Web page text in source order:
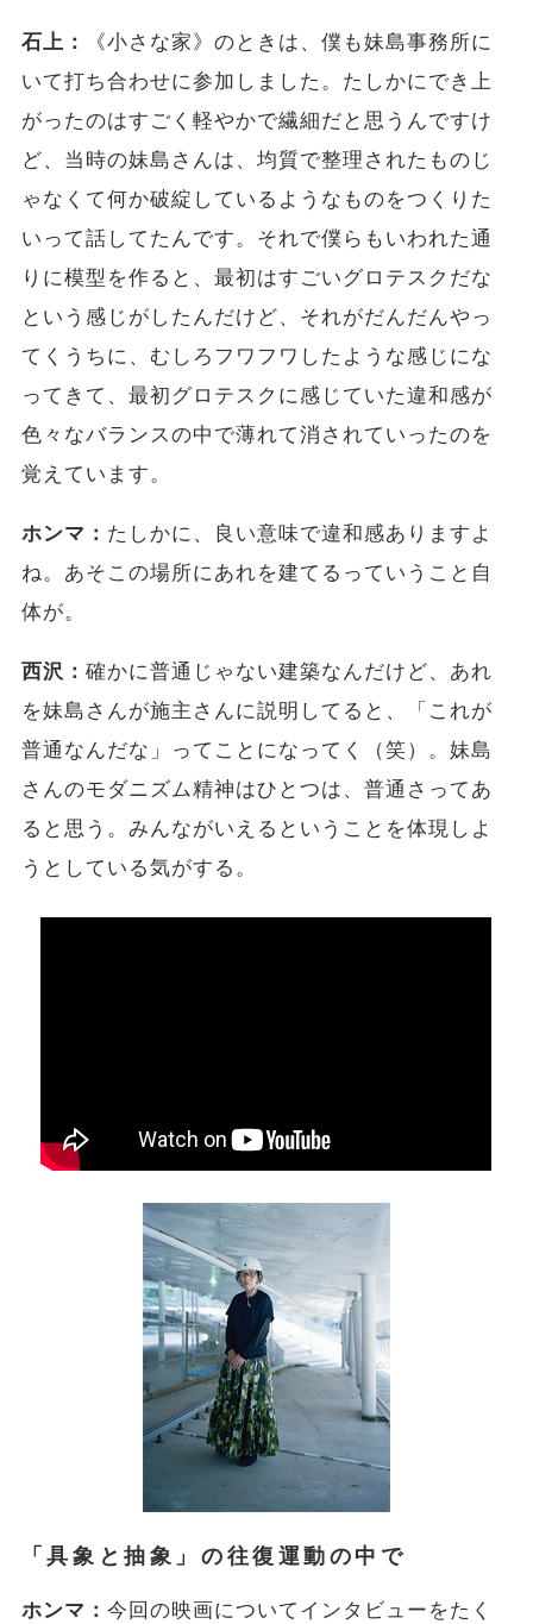
石上：
《小さな家》のときは、僕も妹島事務所に
いて打ち合わせに参加しました。たしかにでき上
がったのはすごく軽やかで繊細だと思うんですけ
ど、当時の妹島さんは、均質で整理されたものじ
ゃなくて何か破綻しているようなものをつくりた
いって話してたんです。それで僕らもいわれた通
りに模型を作ると、最初はすごいグロテスクだな
という感じがしたんだけど、それがだんだんやっ
てくうちに、むしろフワフワしたような感じにな
ってきて、最初グロテスクに感じていた違和感が
色々なバランスの中で薄れて消されていったのを
覚えています。
ホンマ： たしかに、良い意味で違和感ありますよ
ね。あそこの場所にあれを建てるっていうこと自
体が。
西沢： 確かに普通じゃない建築なんだけど、あれ
を妹島さんが施主さんに説明してると、「これが
普通なんだな」ってことになってく（笑）。妹島
さんのモダニズム精神はひとつは、普通さってあ
ると思う。みんながいえるということを体現しよ
うとしている気がする。
「具象と抽象」の往復運動の中で
ホンマ： 今回の映画についてインタビューをたく